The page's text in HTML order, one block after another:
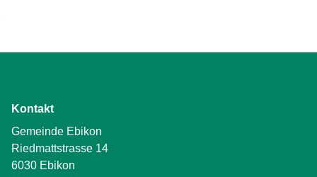
Kontakt
Gemeinde Ebikon
Riedmattstrasse 14
6030 Ebikon